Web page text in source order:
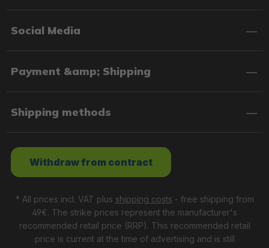
Social Media
Payment &amp; Shipping
Shipping methods
Withdraw from contract
* All prices incl. VAT plus shipping costs - free shipping from
49€. The strike prices represent the manufacturer's
recommended retail price (RRP). This recommended retail
price is current at the time of advertising and is still